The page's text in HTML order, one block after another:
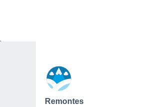
Remontes